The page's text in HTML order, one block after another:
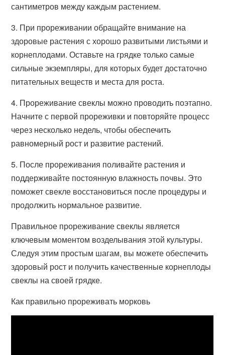
сантиметров между каждым растением.
3. При прореживании обращайте внимание на
здоровые растения с хорошо развитыми листьями и
корнеплодами. Оставьте на грядке только самые
сильные экземпляры, для которых будет достаточно
питательных веществ и места для роста.
4. Прореживание свеклы можно проводить поэтапно.
Начните с первой прореживки и повторяйте процесс
через несколько недель, чтобы обеспечить
равномерный рост и развитие растений.
5. После прореживания поливайте растения и
поддерживайте постоянную влажность почвы. Это
поможет свекле восстановиться после процедуры и
продолжить нормальное развитие.
Правильное прореживание свеклы является
ключевым моментом возделывания этой культуры.
Следуя этим простым шагам, вы можете обеспечить
здоровый рост и получить качественные корнеплоды
свеклы на своей грядке.
Как правильно прореживать морковь